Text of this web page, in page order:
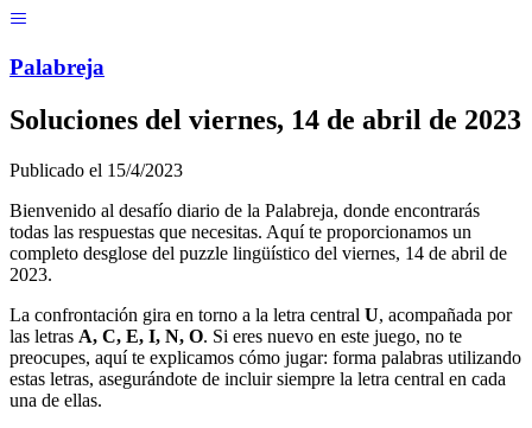
Palabreja
Soluciones del viernes, 14 de abril de 2023
Publicado el 15/4/2023
Bienvenido al desafío diario de la Palabreja, donde encontrarás
todas las respuestas que necesitas. Aquí te proporcionamos un
completo desglose del puzzle lingüístico del viernes, 14 de abril de
2023.
La confrontación gira en torno a la letra central U, acompañada por
las letras A, C, E, I, N, O. Si eres nuevo en este juego, no te
preocupes, aquí te explicamos cómo jugar: forma palabras utilizando
estas letras, asegurándote de incluir siempre la letra central en cada
una de ellas.